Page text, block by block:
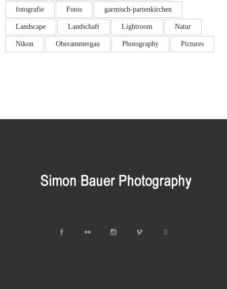
fotografie Fotos garmisch-partenkirchen
Landscape Landschaft Lightroom Natur
Nikon Oberammergau Photography Pictures